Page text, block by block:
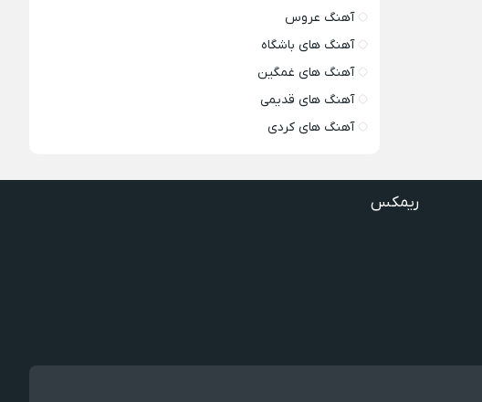
آهنگ عروس
آهنگ های باشگاه
آهنگ های غمگین
آهنگ های قدیمی
آهنگ های کردی
ریمکس